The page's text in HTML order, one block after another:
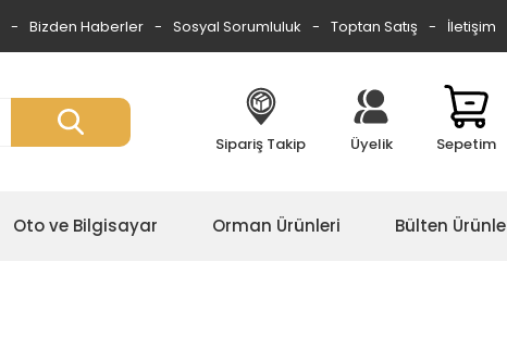
Bizden Haberler Sosyal Sorumluluk Toptan Satış İletişim
Sipariş Takip Üyelik Sepetim
Oto ve Bilgisayar Orman Ürünleri Bülten